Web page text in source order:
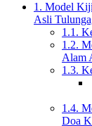
1. Model
Asli
1.1.
1.2.
Alam
1.3.
1.4.
Doa